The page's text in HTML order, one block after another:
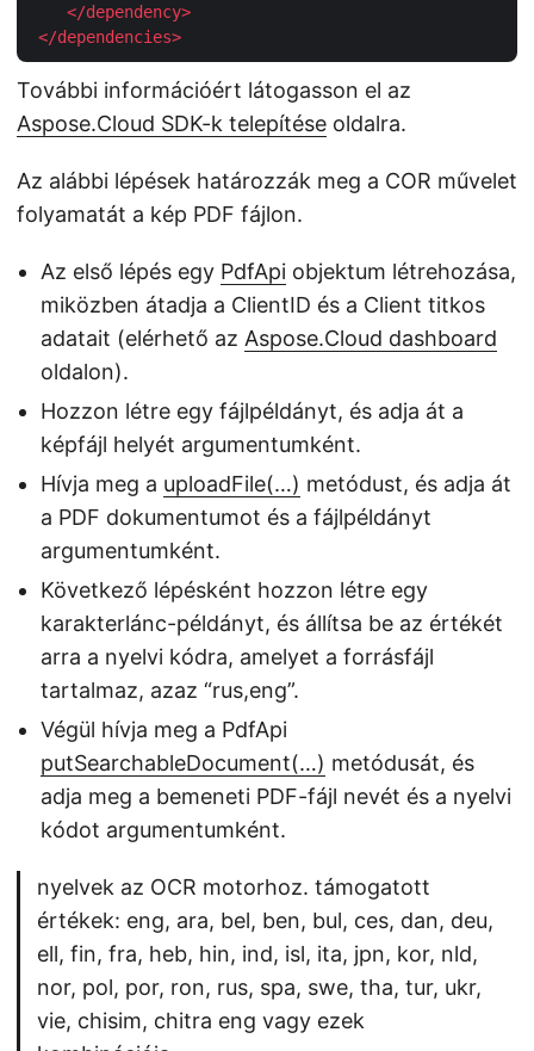
</dependency>
</dependencies>
További információért látogasson el az
Aspose.Cloud SDK-k telepítése oldalra.
Az alábbi lépések határozzák meg a COR művelet
folyamatát a kép PDF fájlon.
Az első lépés egy PdfApi objektum létrehozása,
miközben átadja a ClientID és a Client titkos
adatait (elérhető az Aspose.Cloud dashboard
oldalon).
Hozzon létre egy fájlpéldányt, és adja át a
képfájl helyét argumentumként.
Hívja meg a uploadFile(…) metódust, és adja át
a PDF dokumentumot és a fájlpéldányt
argumentumként.
Következő lépésként hozzon létre egy
karakterlánc-példányt, és állítsa be az értékét
arra a nyelvi kódra, amelyet a forrásfájl
tartalmaz, azaz “rus,eng”.
Végül hívja meg a PdfApi
putSearchableDocument(…) metódusát, és
adja meg a bemeneti PDF-fájl nevét és a nyelvi
kódot argumentumként.
nyelvek az OCR motorhoz. támogatott
értékek: eng, ara, bel, ben, bul, ces, dan, deu,
ell, fin, fra, heb, hin, ind, isl, ita, jpn, kor, nld,
nor, pol, por, ron, rus, spa, swe, tha, tur, ukr,
vie, chisim, chitra eng vagy ezek